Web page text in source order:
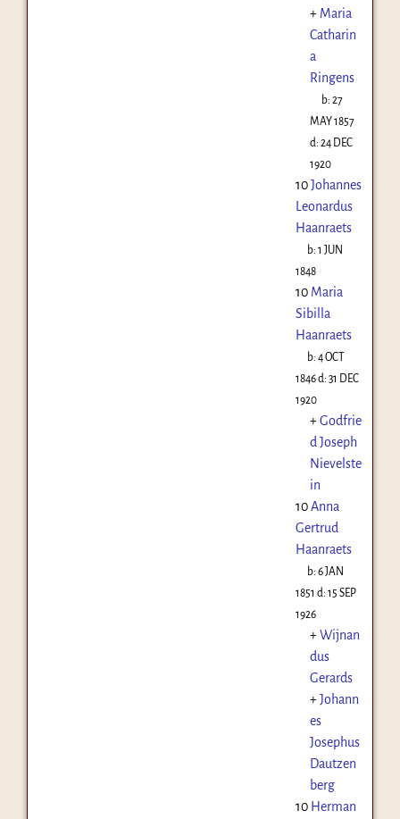
+ Maria
Catharin
a
Ringens
b:27
MAY 1857
d: 24 DEC
1920
10Johannes
Leonardus
Haanraets
b:1 JUN
1848
10 Maria
Sibilla
Haanraets
b:4 OCT
1846d: 31 DEC
1920
+Godfrie
d Joseph
Nievelste
in
10Anna
Gertrud
Haanraets
b:6 JAN
1851 d: 15 SEP
1926
+Wijnan
dus
Gerards
+Johann
es
Josephus
Dautzen
berg
10 Herman